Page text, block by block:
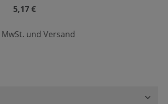
5,17 €
und Versand